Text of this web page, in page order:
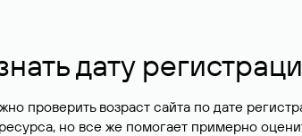
дату
проверить возраст сайта по дате
но все же помогает примерно